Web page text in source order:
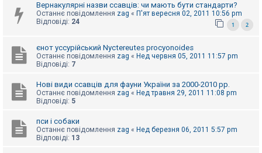
м
г
Вернакулярні назви ссавців: чи мають бути стандарти?
Останнє повідомлення zag « П'ят вересня 02, 2011 10:56 pm
Відповіді: 24 1 2
єнот уссурійський Nyctereutes procyonoides
Останнє повідомлення zag « Нед червня 05, 2011 11:57 pm
Відповіді: 7
Нові види ссавців для фауни України за 2000-2010 рр.
Останнє повідомлення zag « Нед травня 29, 2011 11:08 pm
Відповіді: 5
пси і собаки
Останнє повідомлення zag « Нед березня 06, 2011 5:57 pm
Відповіді: 13